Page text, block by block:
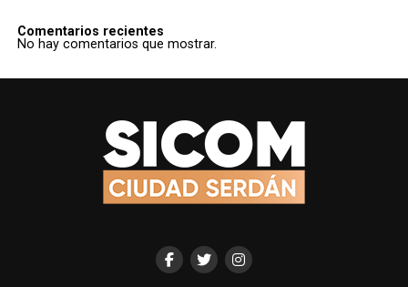
Comentarios recientes
No hay comentarios que mostrar.